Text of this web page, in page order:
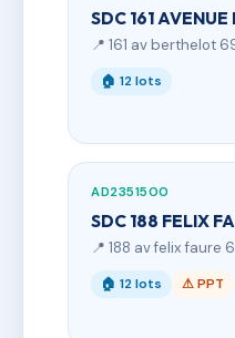
SDC 161
📍 161 av berthelot
🏠 12 lots
AD2351500
SDC 188 FELIX
📍 188 av felix faure
🏠 12 lots ⚠ PPT